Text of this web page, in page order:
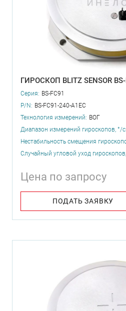
ГИРОСКОП BLITZ SENSOR
Серия: BS-FC91
P/N: BS-FC91-240-A1EC
Технология измерений: ВОГ
Диапазон измерений гироскопов, °/с:
Нестабильность смещения
Случайный угловой уход
Цена по запросу
ПОДАТЬ ЗАЯВКУ